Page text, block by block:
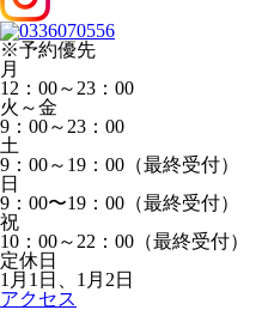
※予約優先
月
12：00～23：00
火～金
9：00～23：00
土
9：00～19：00（最終受付）
日
9：00〜19：00（最終受付）
祝
10：00～22：00（最終受付）
定休日
1月1日、1月2日
アクセス